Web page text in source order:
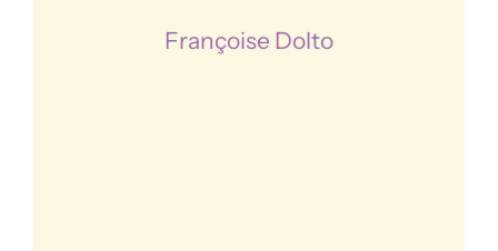
Françoise Dolto